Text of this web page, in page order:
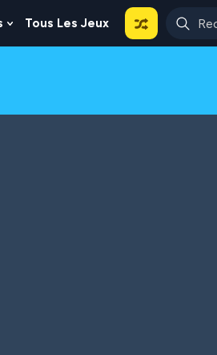
Show
Submenu
Tous Les Jeux